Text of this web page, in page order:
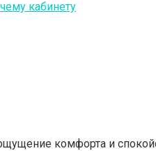
кабинету
комфорта и